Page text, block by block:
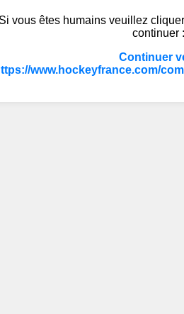
vous êtes humains veuillez
continuer :
Continuer
www.hockeyfrance.com/